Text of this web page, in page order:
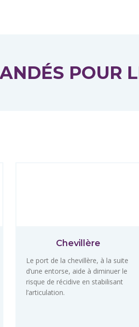
POUR
Chevillère
Le port de la chevillère, à la suite
d’une entorse, aide à diminuer le
risque de récidive en stabilisant
l’articulation.